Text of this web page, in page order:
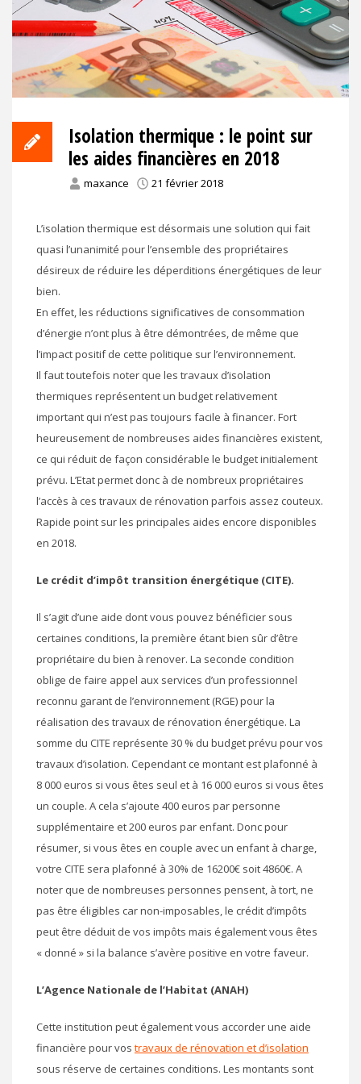
Isolation thermique : le point sur
les aides financières en 2018
maxance 21 février 2018
L’isolation thermique est désormais une solution qui fait
quasi l’unanimité pour l’ensemble des propriétaires
désireux de réduire les déperditions énergétiques de leur
bien.
En effet, les réductions significatives de consommation
d’énergie n’ont plus à être démontrées, de même que
l’impact positif de cette politique sur l’environnement.
Il faut toutefois noter que les travaux d’isolation
thermiques représentent un budget relativement
important qui n’est pas toujours facile à financer. Fort
heureusement de nombreuses aides financières existent,
ce qui réduit de façon considérable le budget initialement
prévu. L’Etat permet donc à de nombreux propriétaires
l’accès à ces travaux de rénovation parfois assez couteux.
Rapide point sur les principales aides encore disponibles
en 2018.
Le crédit d’impôt transition énergétique (CITE).
Il s’agit d’une aide dont vous pouvez bénéficier sous
certaines conditions, la première étant bien sûr d’être
propriétaire du bien à renover. La seconde condition
oblige de faire appel aux services d’un professionnel
reconnu garant de l’environnement (RGE) pour la
réalisation des travaux de rénovation énergétique. La
somme du CITE représente 30 % du budget prévu pour vos
travaux d’isolation. Cependant ce montant est plafonné à
8 000 euros si vous êtes seul et à 16 000 euros si vous êtes
un couple. A cela s’ajoute 400 euros par personne
supplémentaire et 200 euros par enfant. Donc pour
résumer, si vous êtes en couple avec un enfant à charge,
votre CITE sera plafonné à 30% de 16200€ soit 4860€. A
noter que de nombreuses personnes pensent, à tort, ne
pas être éligibles car non-imposables, le crédit d’impôts
peut être déduit de vos impôts mais également vous êtes
« donné » si la balance s’avère positive en votre faveur.
L’Agence Nationale de l’Habitat (ANAH)
Cette institution peut également vous accorder une aide
financière pour vos travaux de rénovation et d’isolation
sous réserve de certaines conditions. Les montants sont